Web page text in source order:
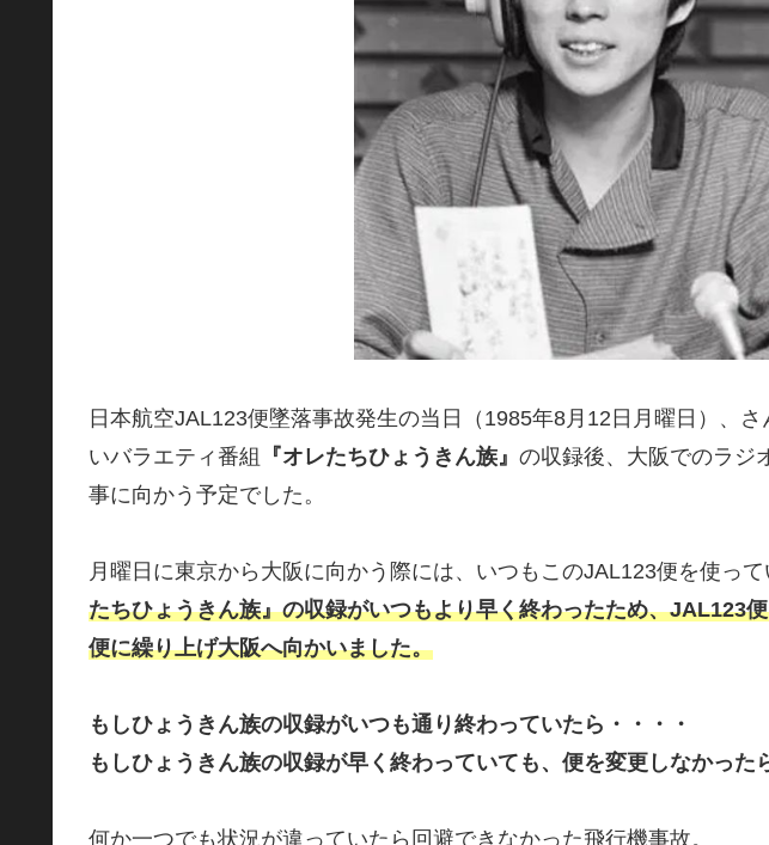
日本航空JAL123便墜落事故発生の当日（1985年8月12日月曜日）、
いバラエティ番組 『オレたちひょうきん族』 の収録後、大阪でのラジ
事に向かう予定でした。
月曜日に東京から大阪に向かう際には、いつもこのJAL123便を使って
たちひょうきん族』の収録がいつもより早く終わったため、JAL123
便に繰り上げ大阪へ向かいました。
もしひょうきん族の収録がいつも通り終わっていたら・・・・
もしひょうきん族の収録が早く終わっていても、便を変更しなかった
何か一つでも状況が違っていたら回避できなかった飛行機事故。